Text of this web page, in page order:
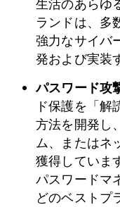
生活のあらゆ
ランドは、多
強力なサイバ
発および実装
パスワード攻
ド保護を「解
方法を開発し
ム、またはネ
獲得していま
パスワードマ
どのベストプ